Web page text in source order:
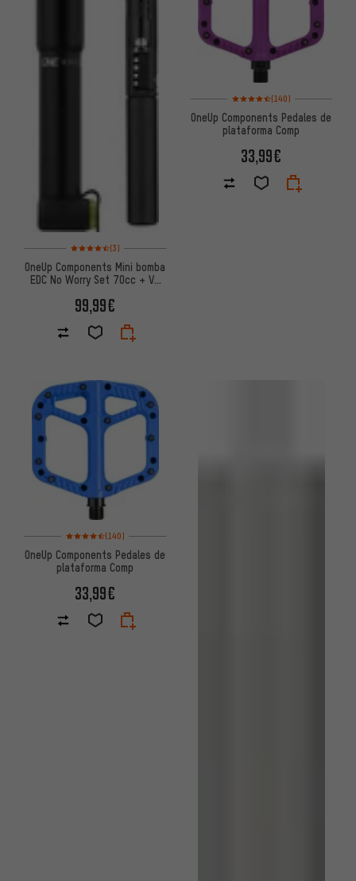
Valoración media: 4,5 de 5 basada en 3 reseñas
(3)
OneUp Components Mini bomba
EDC No Worry Set 70cc + V2
99,99€
Valoración media: 4,5 de 5
(140)
OneUp Components Pedales de
plataforma Comp
33,99€
Valoración media: 4,5 de 5 basada en 140 reseñas
(140)
OneUp Components Pedales de
plataforma Comp
33,99€